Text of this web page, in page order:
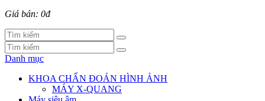
Giá bán: 0đ
Danh mục
KHOA CHẨN ĐOÁN HÌNH ẢNH
MÁY X-QUANG